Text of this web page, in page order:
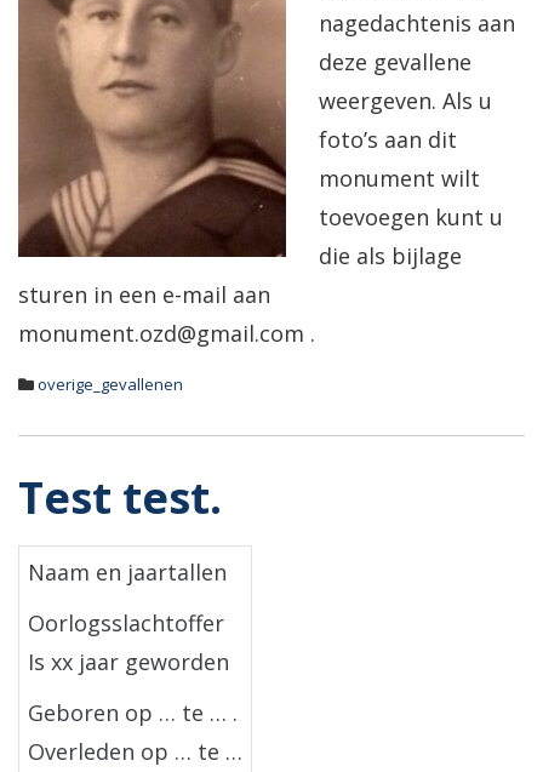
nagedachtenis aan
deze gevallene
weergeven. Als u
foto’s aan dit
monument wilt
toevoegen kunt u
die als bijlage
sturen in een e-mail aan
monument.ozd@gmail.com .
overige_gevallenen
Test test.
Naam en jaartallen
Oorlogsslachtoffer
Is xx jaar geworden
Geboren op … te … .
Overleden op … te …